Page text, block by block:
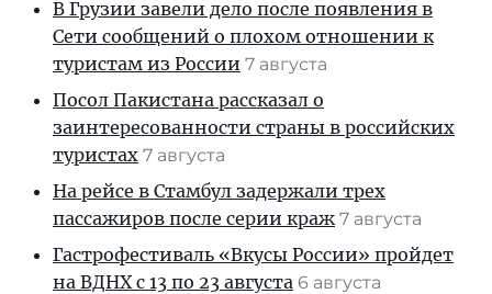
В Грузии завели дело после появления в
Сети сообщений о плохом отношении к
туристам из России 7 августа
Посол Пакистана рассказал о
заинтересованности страны в российских
туристах 7 августа
На рейсе в Стамбул задержали трех
пассажиров после серии краж 7 августа
Гастрофестиваль «Вкусы России» пройдет
на ВДНХ с 13 по 23 августа 6 августа